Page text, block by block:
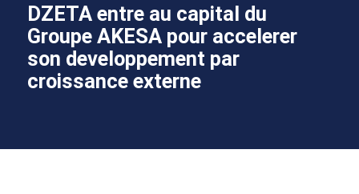
DZETA entre au capital du
Groupe AKESA pour accelerer
son developpement par
croissance externe